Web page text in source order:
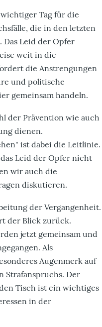
Tag für die
die in den letzten
Das Leid der Opfer
weit in die
die Anstrengungen
und politische
gemeinsam handeln.
der Prävention wie auch
dienen.
ist dabei die Leitlinie.
Leid der Opfer nicht
wir auch die
diskutieren.
der Vergangenheit.
der Blick zurück.
jetzt gemeinsam und
Als
Augenmerk auf
Strafanspruchs. Der
Tisch ist ein wichtiges
in der